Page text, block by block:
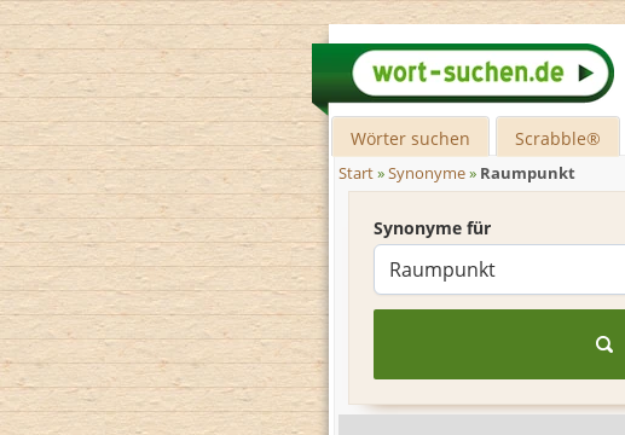
Wörter suchen Scrabble®
Start»Synonyme» Raumpunkt
Synonyme für